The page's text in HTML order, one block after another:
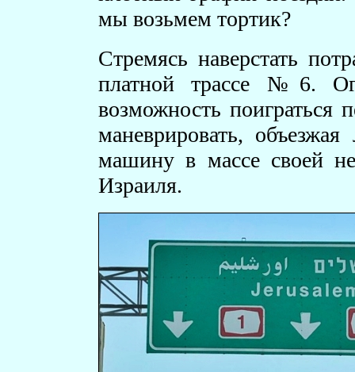
мы возьмем тортик?
Стремясь наверстать
платной трассе №6.
возможность поиграться
маневрировать,
машину в массе своей
Израиля.